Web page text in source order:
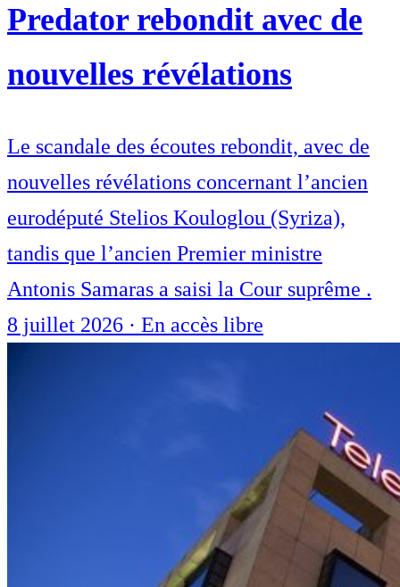
Predator rebondit avec de
nouvelles révélations
Le scandale des écoutes rebondit, avec de
nouvelles révélations concernant l’ancien
eurodéputé Stelios Kouloglou (Syriza),
tandis que l’ancien Premier ministre
Antonis Samaras a saisi la Cour suprême .
8 juillet 2026 · En accès libre